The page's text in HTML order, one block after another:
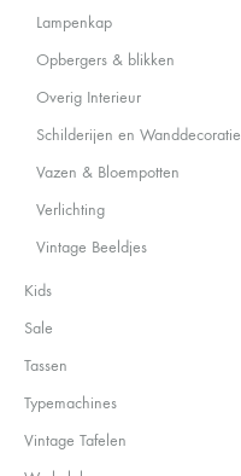
Lampenkap
Opbergers & blikken
Overig Interieur
Schilderijen en Wanddecoratie
Vazen & Bloempotten
Verlichting
Vintage Beeldjes
Kids
Sale
Tassen
Typemachines
Vintage Tafelen